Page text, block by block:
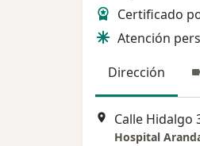
Certificado
Atención
Dirección
Calle Hidalgo
Hospital